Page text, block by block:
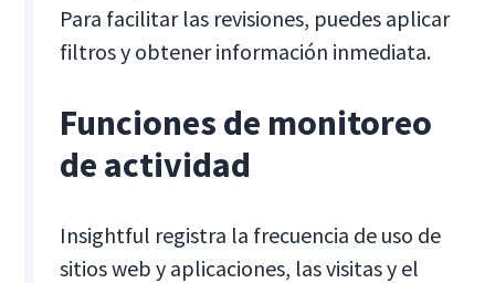
Para facilitar las revisiones, puedes aplicar
filtros y obtener información inmediata.
Funciones de monitoreo
de actividad
Insightful registra la frecuencia de uso de
sitios web y aplicaciones, las visitas y el